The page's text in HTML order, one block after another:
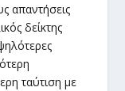
απαντήσεις
δείκτης
ταύτιση με